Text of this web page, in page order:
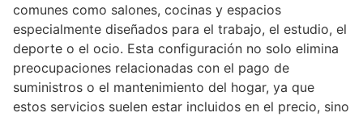
comunes como salones, cocinas y espacios
especialmente diseñados para el trabajo, el estudio, el
deporte o el ocio. Esta configuración no solo elimina
preocupaciones relacionadas con el pago de
suministros o el mantenimiento del hogar, ya que
estos servicios suelen estar incluidos en el precio, sino